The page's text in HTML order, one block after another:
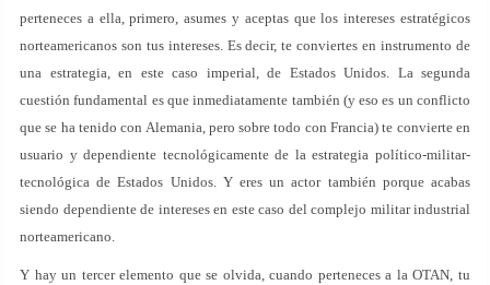
perteneces a ella, primero, asumes y aceptas que los intereses estratégicos
norteamericanos son tus intereses. Es decir, te conviertes en instrumento de
una estrategia, en este caso imperial, de Estados Unidos. La segunda
cuestión fundamental es que inmediatamente también (y eso es un conflicto
que se ha tenido con Alemania, pero sobre todo con Francia) te convierte en
usuario y dependiente tecnológicamente de la estrategia político-militar-
tecnológica de Estados Unidos. Y eres un actor también porque acabas
siendo dependiente de intereses en este caso del complejo militar industrial
norteamericano.
Y hay un tercer elemento que se olvida, cuando perteneces a la OTAN, tu